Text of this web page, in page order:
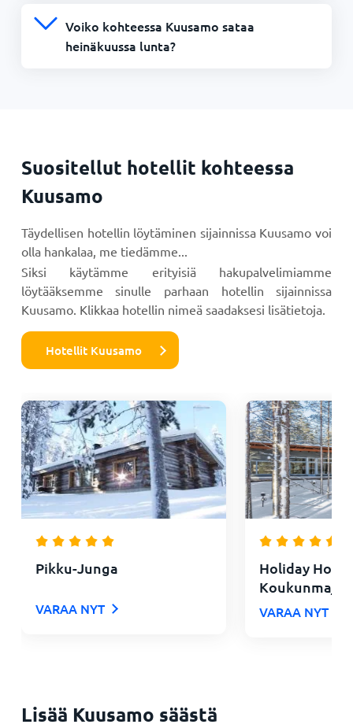
Voiko kohteessa Kuusamo sataa
heinäkuussa lunta?
Suositellut hotellit kohteessa
Kuusamo
Täydellisen hotellin löytäminen sijainnissa Kuusamo voi
olla hankalaa, me tiedämme...
Siksi käytämme erityisiä hakupalvelimiamme
löytääksemme sinulle parhaan hotellin sijainnissa
Kuusamo. Klikkaa hotellin nimeä saadaksesi lisätietoja.
Hotellit Kuusamo
Pikku-Junga
VARAA NYT
Holiday Home
Koukunmaja
VARAA NYT
Lisää Kuusamo säästä